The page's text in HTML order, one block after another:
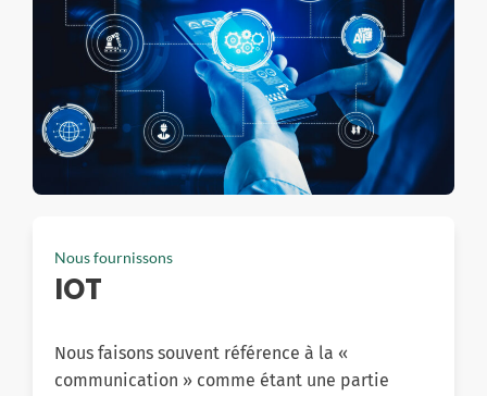
Nous fournissons
IOT
Nous faisons souvent référence à la «
communication » comme étant une partie